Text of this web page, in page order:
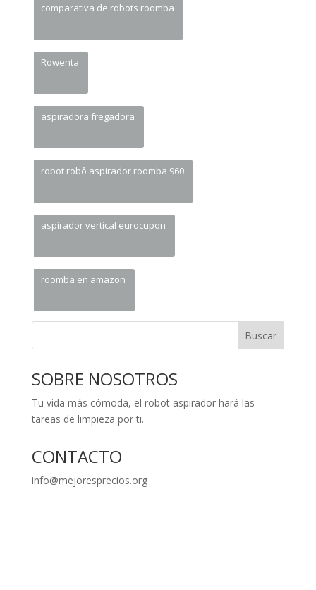
comparativa de robots roomba
Rowenta
aspiradora fregadora
robot robô aspirador roomba 960
aspirador vertical eurocupon
roomba en amazon
Buscar
SOBRE NOSOTROS
Tu vida más cómoda, el robot aspirador hará las
tareas de limpieza por ti.
CONTACTO
info@mejoresprecios.org